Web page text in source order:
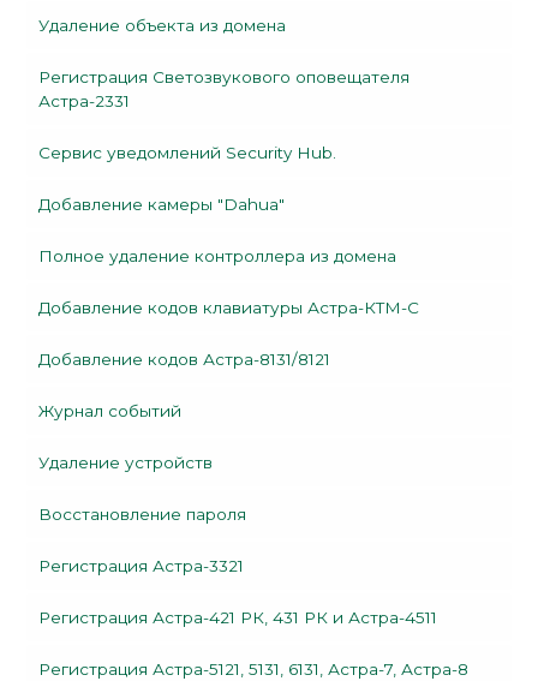
Удаление объекта из домена
Регистрация Светозвукового оповещателя
Астра-2331
Сервис уведомлений Security Hub.
Добавление камеры "Dahua"
Полное удаление контроллера из домена
Добавление кодов клавиатуры Астра-КТМ-С
Добавление кодов Астра-8131/8121
Журнал событий
Удаление устройств
Восстановление пароля
Регистрация Астра-3321
Регистрация Астра-421 РК, 431 РК и Астра-4511
Регистрация Астра-5121, 5131, 6131, Астра-7, Астра-8